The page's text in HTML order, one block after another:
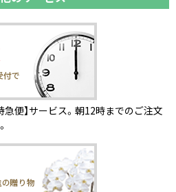
便】サービス。朝12時までのご注文